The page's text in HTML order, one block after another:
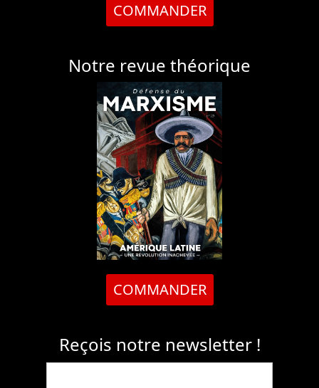
COMMANDER
Notre revue théorique
COMMANDER
Reçois notre newsletter !